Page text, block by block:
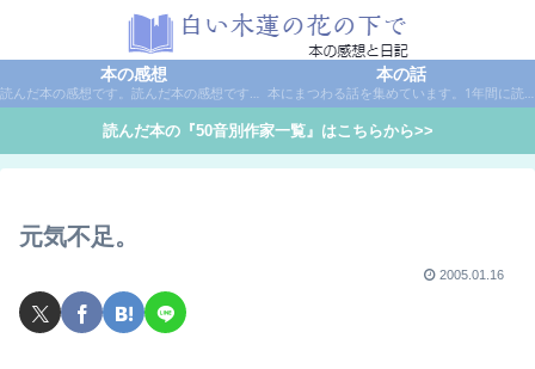
本の感想
読んだ本の感想です。読んだ本の感想です。本は作家名で50音別に分類しています。
本の話
本にまつわる話を集めています。1年間に読んだ本の総括や、本に関する話題など。
読んだ本の『50音別作家一覧』はこちらから>>
元気不足。
2005.01.16